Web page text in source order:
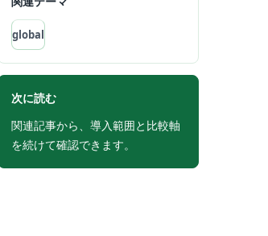
global
次に読む
関連記事から、導入範囲と比較軸
を続けて確認できます。